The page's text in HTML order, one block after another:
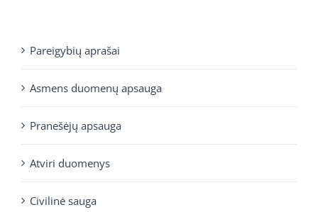
Pareigybių aprašai
Asmens duomenų apsauga
Pranešėjų apsauga
Atviri duomenys
Civilinė sauga